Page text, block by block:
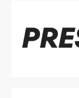
e
î